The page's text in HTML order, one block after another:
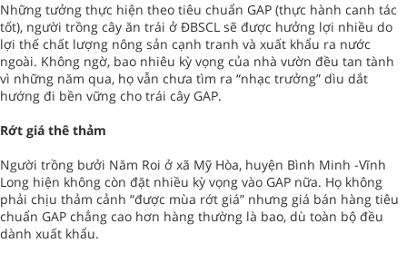
Những tưởng thực hiện theo tiêu chuẩn GAP (thực hành canh tác
tốt), người trồng cây ăn trái ở ĐBSCL sẽ được hưởng lợi nhiều do
lợi thế chất lượng nông sản cạnh tranh và xuất khẩu ra nước
ngoài. Không ngờ, bao nhiêu kỳ vọng của nhà vườn đều tan tành
vì những năm qua, họ vẫn chưa tìm ra “nhạc trưởng” dìu dắt
hướng đi bền vững cho trái cây GAP.
Rớt giá thê thảm
Người trồng bưởi Năm Roi ở xã Mỹ Hòa, huyện Bình Minh -Vĩnh
Long hiện không còn đặt nhiều kỳ vọng vào GAP nữa. Họ không
phải chịu thảm cảnh “được mùa rớt giá” nhưng giá bán hàng tiêu
chuẩn GAP chẳng cao hơn hàng thường là bao, dù toàn bộ đều
dành xuất khẩu.